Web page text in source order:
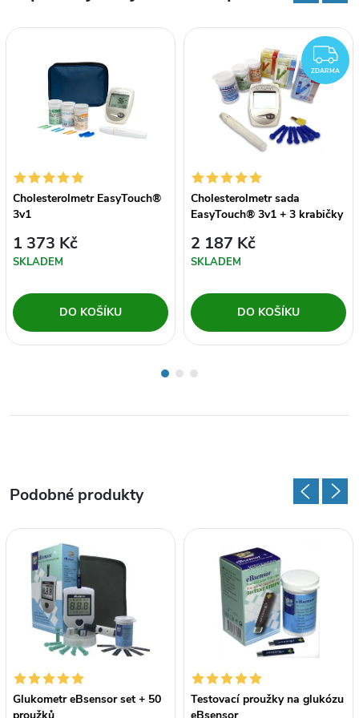
Cholesterolmetr EasyTouch®
3v1
1 373 Kč
SKLADEM
DO KOŠÍKU
ZDARMA
Cholesterolmetr sada
EasyTouch® 3v1 + 3 krabičky
2 187 Kč
SKLADEM
DO KOŠÍKU
Glukometr eBsensor set + 50
Testovací proužky na glukózu